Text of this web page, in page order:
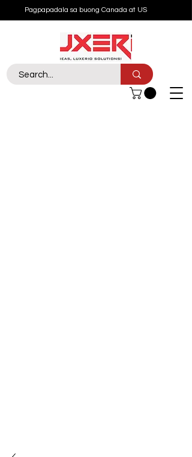
Pagpapadala sa buong Canada at US